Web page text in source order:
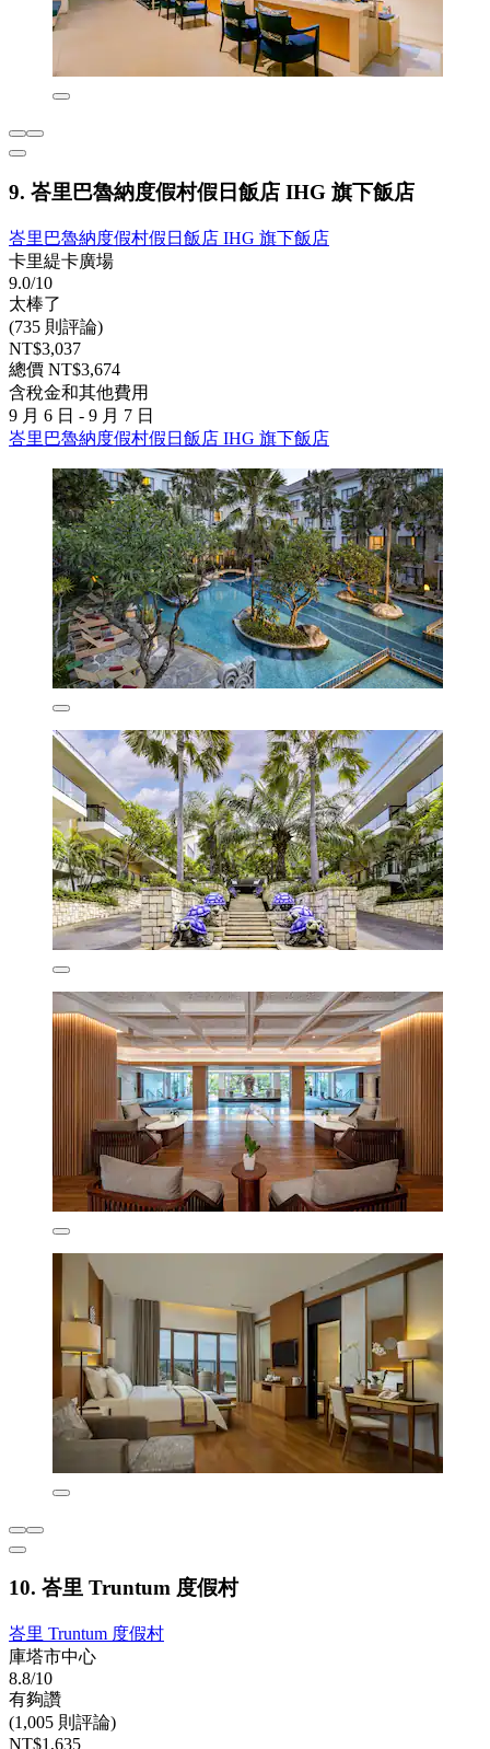
9. 峇里巴魯納度假村假日飯店 IHG 旗下飯店
峇里巴魯納度假村假日飯店 IHG 旗下飯店
卡里緹卡廣場
9.0/10
太棒了
(735 則評論)
NT$3,037
總價 NT$3,674
含稅金和其他費用
9 月 6 日 - 9 月 7 日
峇里巴魯納度假村假日飯店 IHG 旗下飯店
10. 峇里 Truntum 度假村
峇里 Truntum 度假村
庫塔市中心
8.8/10
有夠讚
(1,005 則評論)
NT$1,635